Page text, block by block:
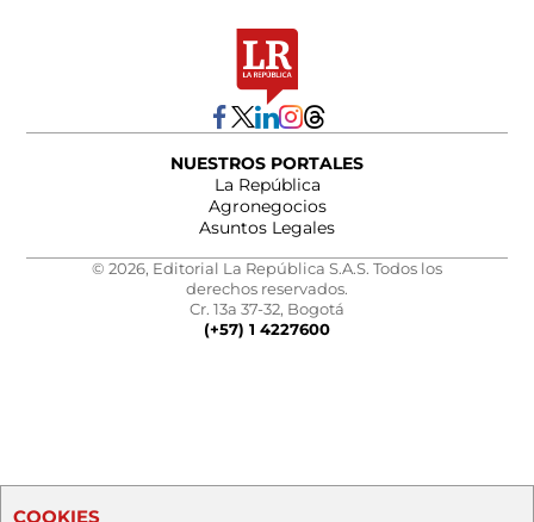
NUESTROS PORTALES
La República
Agronegocios
Asuntos Legales
© 2026, Editorial La República S.A.S. Todos los
derechos reservados.
Cr. 13a 37-32, Bogotá
(+57) 1 4227600
COOKIES